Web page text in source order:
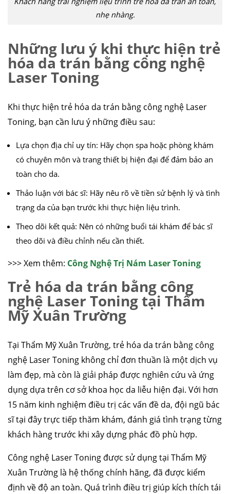
nhẹ nhàng.
Những lưu ý khi thực hiện trẻ
hóa da trán bằng công nghệ
Laser Toning
Khi thực hiện trẻ hóa da trán bằng công nghệ Laser
Toning, bạn cần lưu ý những điều sau:
Lựa chọn địa chỉ uy tín: Hãy chọn spa hoặc phòng khám
có chuyên môn và trang thiết bị hiện đại để đảm bảo an
toàn cho da.
Thảo luận với bác sĩ: Hãy nêu rõ về tiền sử bệnh lý và tình
trạng da của bạn trước khi thực hiện liệu trình.
Theo dõi kết quả: Nên có những buổi tái khám để bác sĩ
theo dõi và điều chỉnh nếu cần thiết.
>>> Xem thêm: Công Nghệ Trị Nám Laser Toning
Trẻ hóa da trán bằng công
nghệ Laser Toning tại Thẩm
Mỹ Xuân Trường
Tại Thẩm Mỹ Xuân Trường, trẻ hóa da trán bằng công
nghệ Laser Toning không chỉ đơn thuần là một dịch vụ
làm đẹp, mà còn là giải pháp được nghiên cứu và ứng
dụng dựa trên cơ sở khoa học da liễu hiện đại. Với hơn
15 năm kinh nghiệm điều trị các vấn đề da, đội ngũ bác
sĩ tại đây trực tiếp thăm khám, đánh giá tình trạng từng
khách hàng trước khi xây dựng phác đồ phù hợp.
Công nghệ Laser Toning được sử dụng tại Thẩm Mỹ
Xuân Trường là hệ thống chính hãng, đã được kiểm
định về độ an toàn. Quá trình điều trị giúp kích thích tái